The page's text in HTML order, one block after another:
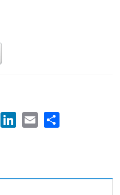
X LinkedIn
Email